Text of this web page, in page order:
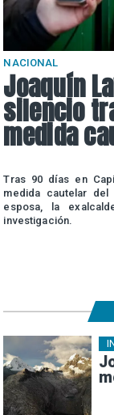
NACIONAL
Joaquín
silencio
medida
Tras 90 días en
medida cautelar
esposa, la
investigación.